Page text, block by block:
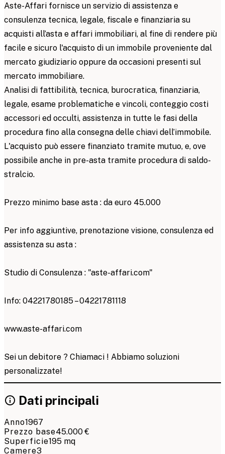
Aste-Affari fornisce un servizio di assistenza e
consulenza tecnica, legale, fiscale e finanziaria su
acquisti all’asta e affari immobiliari, al fine di rendere più
facile e sicuro l'acquisto di un immobile proveniente dal
mercato giudiziario oppure da occasioni presenti sul
mercato immobiliare.
Analisi di fattibilità, tecnica, burocratica, finanziaria,
legale, esame problematiche e vincoli, conteggio costi
accessori ed occulti, assistenza in tutte le fasi della
procedura fino alla consegna delle chiavi dell’immobile.
L'acquisto può essere finanziato tramite mutuo, e, ove
possibile anche in pre-asta tramite procedura di saldo-
stralcio.
Prezzo minimo base asta : da euro 45.000
Per info aggiuntive, prenotazione visione, consulenza ed
assistenza su asta :
Studio di Consulenza : "aste-affari.com"
Info: 04221780185 – 04221781118
www.aste-affari.com
Sei un debitore ? Chiamaci ! Abbiamo soluzioni
personalizzate!
Dati principali
Anno1967
Prezzo base45.000 €
Superficie195 mq
Camere3